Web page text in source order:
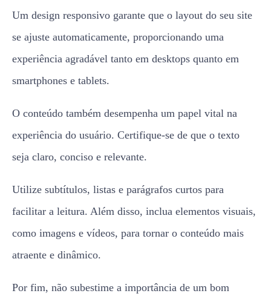
Um design responsivo garante que o layout do seu site
se ajuste automaticamente, proporcionando uma
experiência agradável tanto em desktops quanto em
smartphones e tablets.
O conteúdo também desempenha um papel vital na
experiência do usuário. Certifique-se de que o texto
seja claro, conciso e relevante.
Utilize subtítulos, listas e parágrafos curtos para
facilitar a leitura. Além disso, inclua elementos visuais,
como imagens e vídeos, para tornar o conteúdo mais
atraente e dinâmico.
Por fim, não subestime a importância de um bom